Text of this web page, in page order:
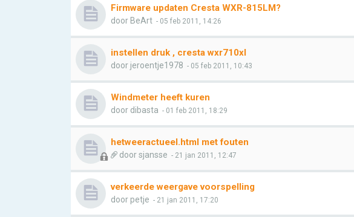
Firmware updaten Cresta WXR-815LM?
door BeArt - 05 feb 2011, 14:26
instellen druk , cresta wxr710xl
door jeroentje1978 - 05 feb 2011, 10:43
Windmeter heeft kuren
door dibasta - 01 feb 2011, 18:29
hetweeractueel.html met fouten
doorsjansse - 21 jan 2011, 12:47
verkeerde weergave voorspelling
doorpetje - 21 jan 2011, 17:20